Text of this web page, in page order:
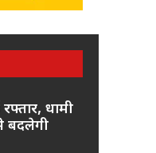
धामी
बदलेगी